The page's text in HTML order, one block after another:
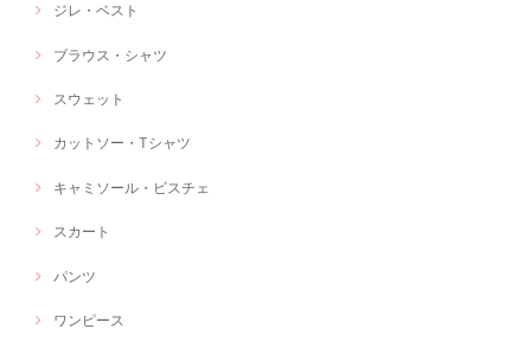
ジレ・ベスト
ブラウス・シャツ
スウェット
カットソー・Tシャツ
キャミソール・ビスチェ
スカート
パンツ
ワンピース